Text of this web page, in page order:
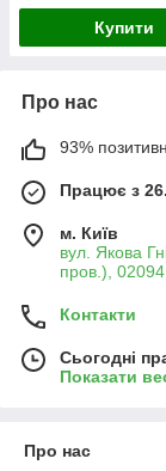
Купити
Про нас
93%
Працює з
м. Київ
вул. Якова
пров.),
Контакти
Сьогодні
Показати
Про нас